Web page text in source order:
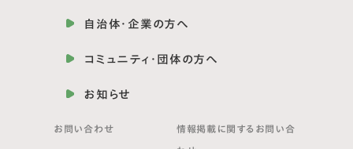
自治体・企業の方へ
コミュニティ・団体の方へ
お知らせ
お問い合わせ 情報掲載に関する お問い合